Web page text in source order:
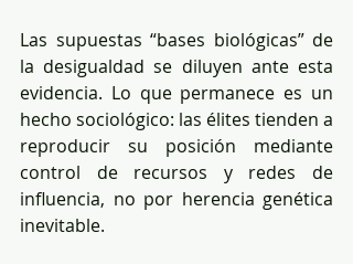
Las supuestas “bases biológicas” de
la desigualdad se diluyen ante esta
evidencia. Lo que permanece es un
hecho sociológico: las élites tienden a
reproducir su posición mediante
control de recursos y redes de
influencia, no por herencia genética
inevitable.